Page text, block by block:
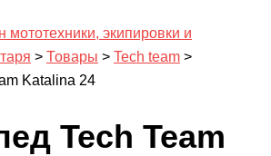
мототехники, экипировки и
> Товары > Tech team >
Katalina 24
Tech Team